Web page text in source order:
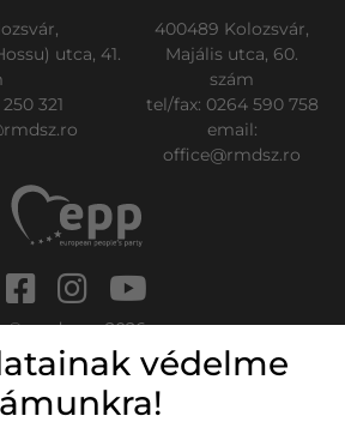
utca, 41.
321
400489 Kolozsvár,
Majális utca, 60.
szám
tel/fax: 0264 590 758
email:
office@rmdsz.ro
© rmdsz.ro 2026
védelme